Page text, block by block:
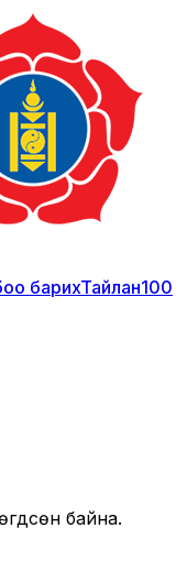
барихТайлан100
байна.